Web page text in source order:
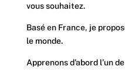
vous souhaitez.
Basé en France, je
le monde.
Apprenons d’abord l’un